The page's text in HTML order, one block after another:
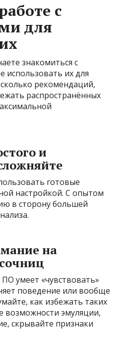
с
для
знакомиться с
использовать их для
рекомендаций,
распространённых
и
готовые
настройкой. С опытом
в сторону большей
на
умеет «чувствовать»
поведение или вообще
как избежать таких
возможности эмуляции,
скрывайте признаки